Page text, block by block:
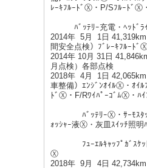
ﾚｰｷﾌﾙｰﾄﾞⓍ・P/SﾌﾙｰﾄﾞⓍ
ﾊﾞｯﾃﾘｰ充電・ﾍｯﾄﾞﾗｲ
2014年 5月 1日 41,319km
間安全点検）ﾌﾞﾚｰｷﾌﾙｰﾄ
2014年 10月 31日
月点検）各部点検
2018年 4月 1日 42,065km
車整備）ｴﾝｼﾞﾝｵｲﾙⓍ・ｵｲ
ﾄﾞⓍ・F/RﾜｲﾊﾟｰｺﾞﾑⓍ・ﾊ
ﾊﾞｯﾃﾘｰⓍ・ｻｰﾓｽﾀｯﾄ
ｫｯｼｬｰ液Ⓧ・灰皿ｽｲｯﾁ照
ﾌｭｰｴﾙｷｬｯﾌﾟｶﾞｽｹｯﾄⓍ
Ⓧ
2018年 9月 4日 42,734km